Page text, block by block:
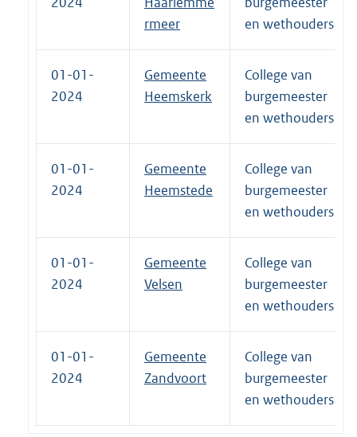
rmeer
en wethouders
01-01-
2024
Gemeente
Heemskerk
College van
burgemeester
en wethouders
01-01-
2024
Gemeente
Heemstede
College van
burgemeester
en wethouders
01-01-
2024
Gemeente
Velsen
College van
burgemeester
en wethouders
01-01-
2024
Gemeente
Zandvoort
College van
burgemeester
en wethouders